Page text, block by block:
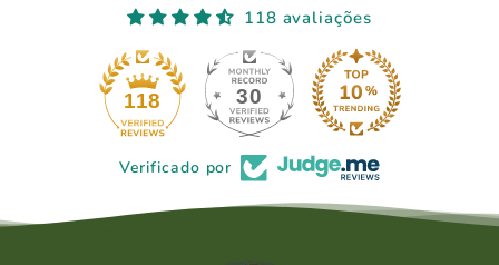
118 avaliações
118 30
Verificado por